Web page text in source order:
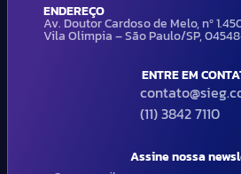
ENDEREÇO
Av. Doutor Cardoso de Melo, nº
Vila Olimpia – São Paulo/SP,
ENTRE EM
(11) 3842 7110
Assine nossa